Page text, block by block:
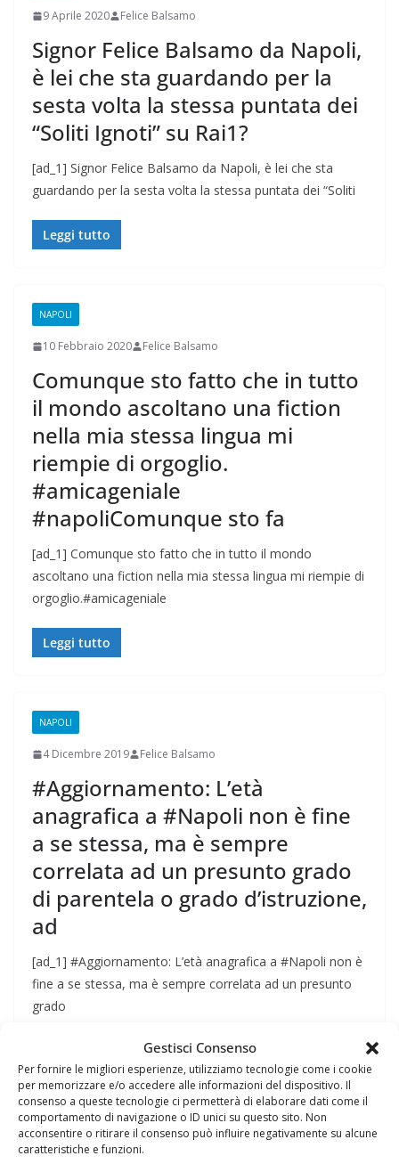
Gestisci Consenso
Per fornire le migliori esperienze, utilizziamo tecnologie come i cookie
per memorizzare e/o accedere alle informazioni del dispositivo. Il
consenso a queste tecnologie ci permetterà di elaborare dati come il
comportamento di navigazione o ID unici su questo sito. Non
acconsentire o ritirare il consenso può influire negativamente su alcune
caratteristiche e funzioni.
9 Aprile 2020 Felice Balsamo
Signor Felice Balsamo da Napoli,
è lei che sta guardando per la
sesta volta la stessa puntata dei
“Soliti Ignoti” su Rai1?
[ad_1] Signor Felice Balsamo da Napoli, è lei che sta
guardando per la sesta volta la stessa puntata dei “Soliti
Leggi tutto
NAPOLI
10 Febbraio 2020 Felice Balsamo
Comunque sto fatto che in tutto
il mondo ascoltano una fiction
nella mia stessa lingua mi
riempie di orgoglio.
#amicageniale
#napoliComunque sto fa
[ad_1] Comunque sto fatto che in tutto il mondo
ascoltano una fiction nella mia stessa lingua mi riempie di
orgoglio.#amicageniale
Leggi tutto
NAPOLI
4 Dicembre 2019 Felice Balsamo
#Aggiornamento: L’età
anagrafica a #Napoli non è fine
a se stessa, ma è sempre
correlata ad un presunto grado
di parentela o grado d’istruzione,
ad
[ad_1] #Aggiornamento: L’età anagrafica a #Napoli non è
fine a se stessa, ma è sempre correlata ad un presunto
grado
NAPOLI